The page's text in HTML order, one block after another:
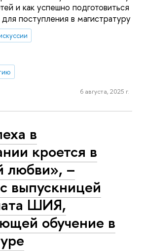
и как успешно подготовиться
поступления в магистратуру
6 августа, 2025 г.
в
кроется в
любви», –
выпускницей
ШИЯ,
обучение в